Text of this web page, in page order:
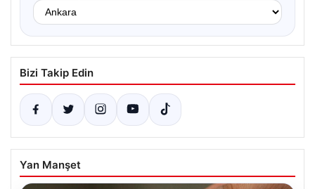
Bizi Takip Edin
Yan Manşet